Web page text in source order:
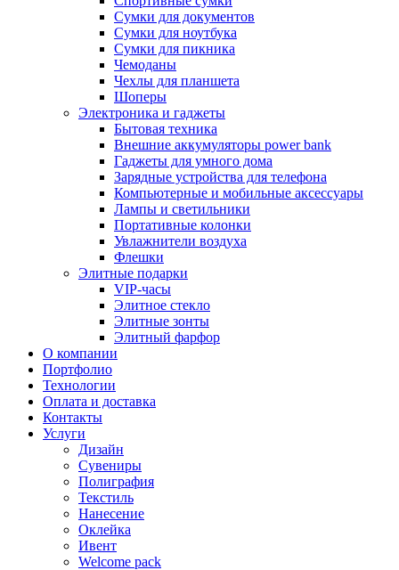
Сумки для документов
Сумки для ноутбука
Сумки для пикника
Чемоданы
Чехлы для планшета
Шоперы
Электроника и гаджеты
Бытовая техника
Внешние аккумуляторы power bank
Гаджеты для умного дома
Зарядные устройства для телефона
Компьютерные и мобильные аксессуары
Лампы и светильники
Портативные колонки
Увлажнители воздуха
Флешки
Элитные подарки
VIP-часы
Элитное стекло
Элитные зонты
Элитный фарфор
О компании
Портфолио
Технологии
Оплата и доставка
Контакты
Услуги
Дизайн
Сувениры
Полиграфия
Текстиль
Нанесение
Оклейка
Ивент
Welcome pack